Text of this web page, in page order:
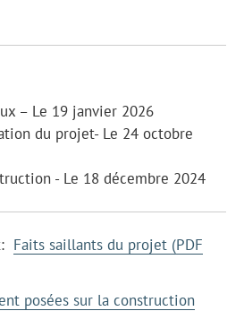
– Le 19 janvier 2026
du projet- Le 24 octobre
- Le 18 décembre 2024
Faits saillants du projet (PDF
posées sur la construction